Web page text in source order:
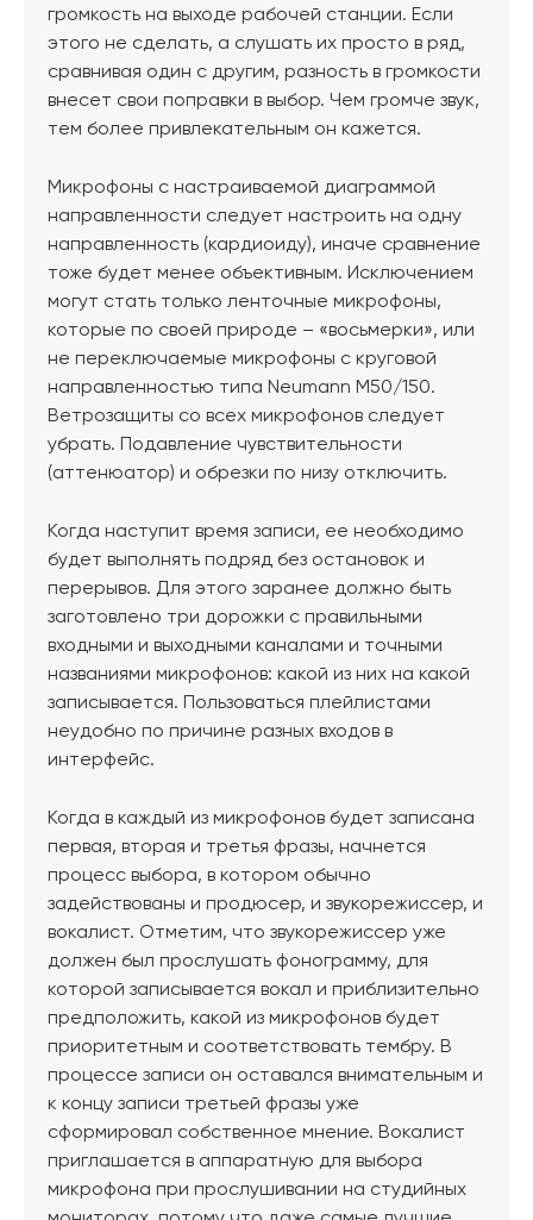
громкость на выходе рабочей станции. Если
этого не сделать, а слушать их просто в ряд,
сравнивая один с другим, разность в громкости
внесет свои поправки в выбор. Чем громче звук,
тем более привлекательным он кажется.
Микрофоны с настраиваемой диаграммой
направленности следует настроить на одну
направленность (кардиоиду), иначе сравнение
тоже будет менее объективным. Исключением
могут стать только ленточные микрофоны,
которые по своей природе – «восьмерки», или
не переключаемые микрофоны с круговой
направленностью типа Neumann M50/150.
Ветрозащиты со всех микрофонов следует
убрать. Подавление чувствительности
(аттенюатор) и обрезки по низу отключить.
Когда наступит время записи, ее необходимо
будет выполнять подряд без остановок и
перерывов. Для этого заранее должно быть
заготовлено три дорожки с правильными
входными и выходными каналами и точными
названиями микрофонов: какой из них на какой
записывается. Пользоваться плейлистами
неудобно по причине разных входов в
интерфейс.
Когда в каждый из микрофонов будет записана
первая, вторая и третья фразы, начнется
процесс выбора, в котором обычно
задействованы и продюсер, и звукорежиссер, и
вокалист. Отметим, что звукорежиссер уже
должен был прослушать фонограмму, для
которой записывается вокал и приблизительно
предположить, какой из микрофонов будет
приоритетным и соответствовать тембру. В
процессе записи он оставался внимательным и
к концу записи третьей фразы уже
сформировал собственное мнение. Вокалист
приглашается в аппаратную для выбора
микрофона при прослушивании на студийных